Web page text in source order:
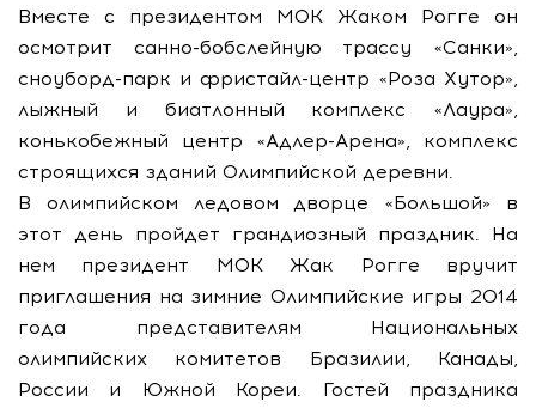
Вместе с президентом МОК Жаком Рогге он
осмотрит санно-бобслейную трассу «Санки»,
сноуборд-парк и фристайл-центр «Роза Хутор»,
лыжный и биатлонный комплекс «Лаура»,
конькобежный центр «Адлер-Арена», комплекс
строящихся зданий Олимпийской деревни.
В олимпийском ледовом дворце «Большой» в
этот день пройдет грандиозный праздник. На
нем президент МОК Жак Рогге вручит
приглашения на зимние Олимпийские игры 2014
года представителям Национальных
олимпийских комитетов Бразилии, Канады,
России и Южной Кореи. Гостей праздника